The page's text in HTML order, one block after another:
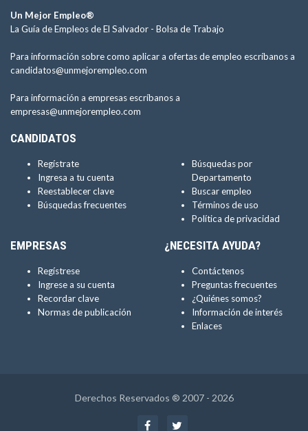
Un Mejor Empleo®
La Guía de Empleos de El Salvador - Bolsa de Trabajo
Para información sobre como aplicar a ofertas de empleo escríbanos a
candidatos@unmejorempleo.com
Para información a empresas escríbanos a
empresas@unmejorempleo.com
CANDIDATOS
Regístrate
Ingresa a tu cuenta
Reestablecer clave
Búsquedas frecuentes
Búsquedas por
Departamento
Buscar empleo
Términos de uso
Política de privacidad
EMPRESAS
Regístrese
Ingrese a su cuenta
Recordar clave
Normas de publicación
¿NECESITA AYUDA?
Contáctenos
Preguntas frecuentes
¿Quiénes somos?
Información de interés
Enlaces
Derechos Reservados ® 2007 - 2026
Facebook